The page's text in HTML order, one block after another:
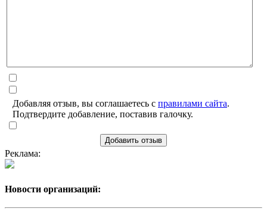
Добавляя отзыв, вы соглашаетесь с правилами сайта.
Подтвердите добавление, поставив галочку.
Добавить отзыв
Реклама:
Новости организаций: